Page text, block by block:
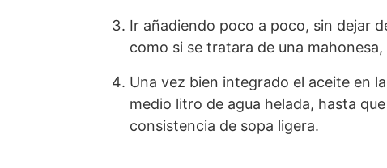
Ir añadiendo poco a poco, sin dejar
como si se tratara de una
Una vez bien integrado el aceite en
medio litro de agua helada, hasta
consistencia de sopa ligera.